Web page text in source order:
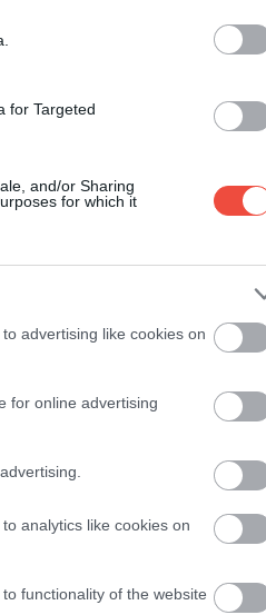
for Targeted
and/or Sharing
for which it
advertising like cookies on
for online advertising
analytics like cookies on
functionality of the website
mélyén